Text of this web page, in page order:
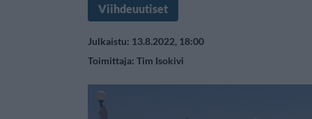
Viihdeuutiset
Julkaistu: 13.8.2022, 18:00
Toimittaja: Tim Isokivi